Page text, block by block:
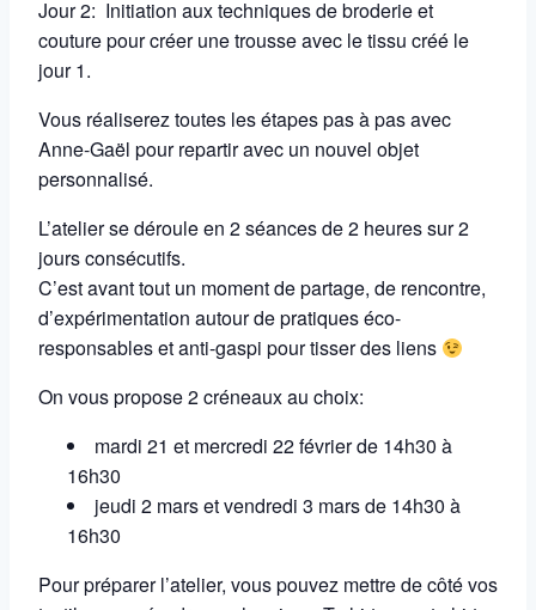
Jour 2: Initiation aux techniques de broderie et
couture pour créer une trousse avec le tissu créé le
jour 1.
Vous réaliserez toutes les étapes pas à pas avec
Anne-Gaël pour repartir avec un nouvel objet
personnalisé.
L’atelier se déroule en 2 séances de 2 heures sur 2
jours consécutifs.
C’est avant tout un moment de partage, de rencontre,
d’expérimentation autour de pratiques éco-
responsables et anti-gaspi pour tisser des liens
On vous propose 2 créneaux au choix:
mardi 21 et mercredi 22 février de 14h30 à
16h30
jeudi 2 mars et vendredi 3 mars de 14h30 à
16h30
Pour préparer l’atelier, vous pouvez mettre de côté vos